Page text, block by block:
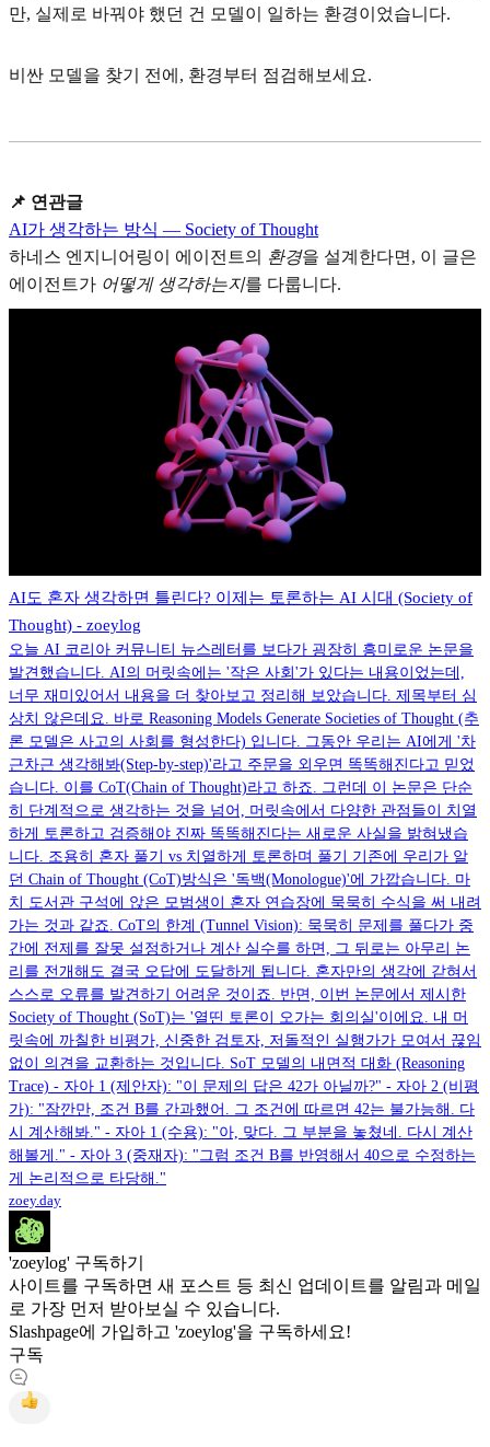
만, 실제로 바꿔야 했던 건 모델이 일하는 환경이었습니다.
비싼 모델을 찾기 전에, 환경부터 점검해보세요.
📌 연관글
AI가 생각하는 방식 — Society of Thought
하네스 엔지니어링이 에이전트의 환경을 설계한다면, 이 글은
에이전트가 어떻게 생각하는지를 다룹니다.
AI도 혼자 생각하면 틀린다? 이제는 토론하는 AI 시대 (Society of
Thought) - zoeylog
오늘 AI 코리아 커뮤니티 뉴스레터를 보다가 굉장히 흥미로운 논문을
발견했습니다. AI의 머릿속에는 '작은 사회'가 있다는 내용이었는데,
너무 재미있어서 내용을 더 찾아보고 정리해 보았습니다. 제목부터 심
상치 않은데요. 바로 Reasoning Models Generate Societies of Thought (추
론 모델은 사고의 사회를 형성한다) 입니다. 그동안 우리는 AI에게 '차
근차근 생각해봐(Step-by-step)'라고 주문을 외우면 똑똑해진다고 믿었
습니다. 이를 CoT(Chain of Thought)라고 하죠. 그런데 이 논문은 단순
히 단계적으로 생각하는 것을 넘어, 머릿속에서 다양한 관점들이 치열
하게 토론하고 검증해야 진짜 똑똑해진다는 새로운 사실을 밝혀냈습
니다. 조용히 혼자 풀기 vs 치열하게 토론하며 풀기 기존에 우리가 알
던 Chain of Thought (CoT)방식은 '독백(Monologue)'에 가깝습니다. 마
치 도서관 구석에 앉은 모범생이 혼자 연습장에 묵묵히 수식을 써 내려
가는 것과 같죠. CoT의 한계 (Tunnel Vision): 묵묵히 문제를 풀다가 중
간에 전제를 잘못 설정하거나 계산 실수를 하면, 그 뒤로는 아무리 논
리를 전개해도 결국 오답에 도달하게 됩니다. 혼자만의 생각에 갇혀서
스스로 오류를 발견하기 어려운 것이죠. 반면, 이번 논문에서 제시한
Society of Thought (SoT)는 '열띤 토론이 오가는 회의실'이에요. 내 머
릿속에 까칠한 비평가, 신중한 검토자, 저돌적인 실행가가 모여서 끊임
없이 의견을 교환하는 것입니다. SoT 모델의 내면적 대화 (Reasoning
Trace) - 자아 1 (제안자): "이 문제의 답은 42가 아닐까?" - 자아 2 (비평
가): "잠깐만, 조건 B를 간과했어. 그 조건에 따르면 42는 불가능해. 다
시 계산해봐." - 자아 1 (수용): "아, 맞다. 그 부분을 놓쳤네. 다시 계산
해볼게." - 자아 3 (중재자): "그럼 조건 B를 반영해서 40으로 수정하는
게 논리적으로 타당해."
zoey.day
'zoeylog' 구독하기
사이트를 구독하면 새 포스트 등 최신 업데이트를 알림과 메일
로 가장 먼저 받아보실 수 있습니다.
Slashpage에 가입하고 'zoeylog'을 구독하세요!
구독